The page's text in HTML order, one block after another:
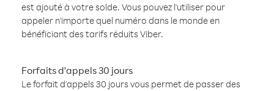
est ajouté à votre solde. Vous pouvez l'utiliser pour
appeler n'importe quel numéro dans le monde en
bénéficiant des tarifs réduits Viber.
Forfaits d'appels 30 jours
Le forfait d'appels 30 jours vous permet de passer des